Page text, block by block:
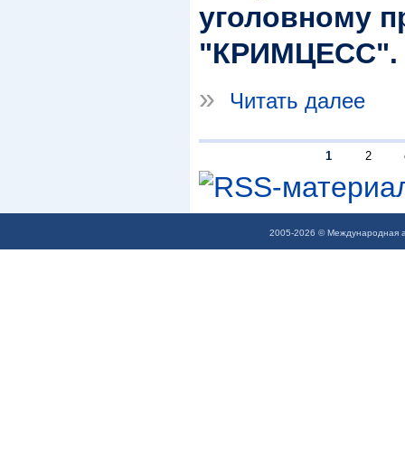
уголовному
"КРИМЦЕСС".
»
Читать далее
1 2
2005-2026 © Международная